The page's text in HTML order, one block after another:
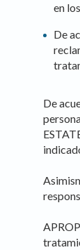
en
De
De